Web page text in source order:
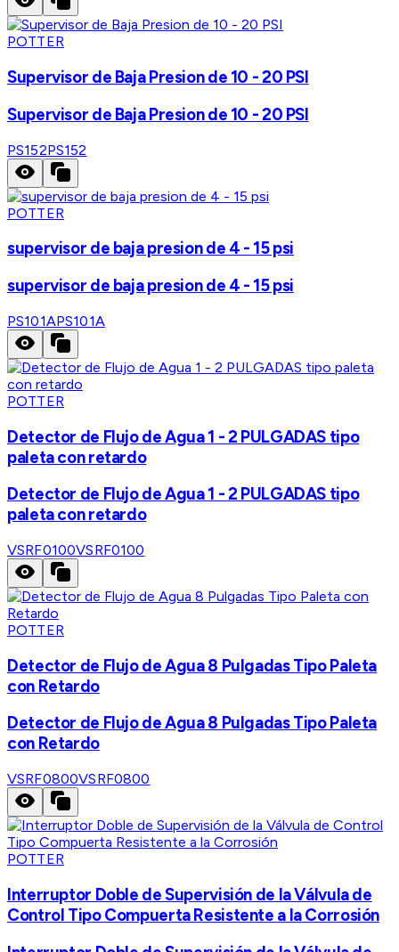
POTTER
Supervisor de Baja Presion de 10 - 20 PSI
Supervisor de Baja Presion de 10 - 20 PSI
PS152PS152
POTTER
supervisor de baja presion de 4 - 15 psi
supervisor de baja presion de 4 - 15 psi
PS101APS101A
POTTER
Detector de Flujo de Agua 1 - 2 PULGADAS tipo
paleta con retardo
Detector de Flujo de Agua 1 - 2 PULGADAS tipo
paleta con retardo
VSRF0100VSRF0100
POTTER
Detector de Flujo de Agua 8 Pulgadas Tipo Paleta
con Retardo
Detector de Flujo de Agua 8 Pulgadas Tipo Paleta
con Retardo
VSRF0800VSRF0800
POTTER
Interruptor Doble de Supervisión de la Válvula de
Control Tipo Compuerta Resistente a la Corrosión